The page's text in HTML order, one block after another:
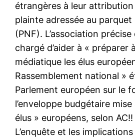
étrangères à leur attribution
plainte adressée au
(PNF). L’association
chargé d’aider à « préparer
médiatique les élus
Rassemblement national »
Parlement européen sur le
l’enveloppe budgétaire
élus » européens, selon
L’enquête et les